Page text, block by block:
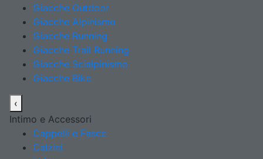
Giacche Outdoor
Giacche Alpinismo
Giacche Running
Giacche Trail Running
Giacche Scialpinismo
Giacche Bike
‹
Intimo e Accessori
Cappelli e Fasce
Calzini